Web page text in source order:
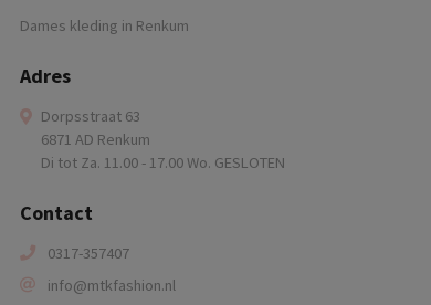
Dames kleding in Renkum
Adres
Dorpsstraat 63
6871 AD Renkum
Di tot Za. 11.00 - 17.00 Wo. GESLOTEN
Contact
0317-357407
info@mtkfashion.nl